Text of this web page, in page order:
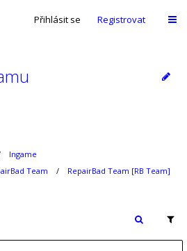
Přihlásit se Registrovat
Ingame
Team
RepairBad Team [RB Team]